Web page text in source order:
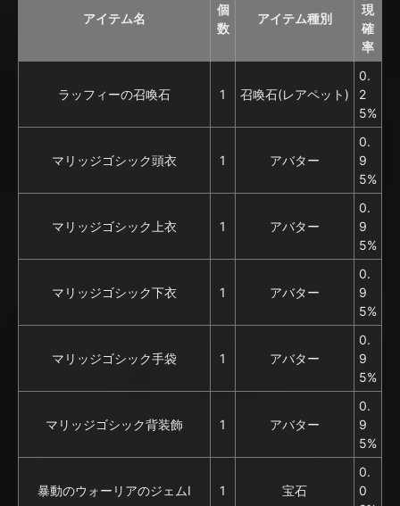
アイテム名
個
数
アイテム種別
現
確
率
ラッフィーの召喚石 1 召喚石(レアペット)
0.
2
5%
マリッジゴシック頭衣 1 アバター
0.
9
5%
マリッジゴシック上衣 1 アバター
0.
9
5%
マリッジゴシック下衣 1 アバター
0.
9
5%
マリッジゴシック手袋 1 アバター
0.
9
5%
マリッジゴシック背装飾 1 アバター
0.
9
5%
暴動のウォーリアのジェムI 1 宝石
0.
0